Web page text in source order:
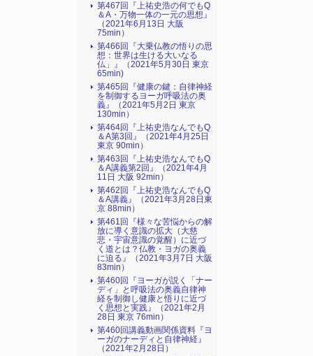
第467回『上祐史浩の何でもQ
＆A・万物一体の一元の思想』
（2021年6月13日 大阪
75min）
第466回『大乗仏教の悟りの思
想：世界は生ける大いなる
仏」』（2021年5月30日 東京
65min)
第465回『健康の鍵：自律神経
を制御するヨーガ呼吸法の奥
義』（2021年5月2日 東京
130min）
第464回『上祐史浩なんでもQ
＆A第3回』（2021年4月25日
東京 90min）
第463回『上祐史浩なんでもQ
＆A講義第2回』（2021年4月
11日 大阪 92min）
第462回『上祐史浩なんでもQ
＆A講義』（2021年3月28日東
京 88min）
第461回『様々な苦悩からの解
放に導く意識の拡大（大慈
悲・宇宙意識の覚醒）に近づ
く道とは？仏教・ヨガの奥義
に迫る』（2021年3月7日 大阪
83min）
第460回『ヨーガが説く「ナー
ディ」と呼吸法の奥義自律神
経を制御し健康と悟りに近づ
く思想と実践』（2021年2月
28日 東京 76min）
第460回講義動画関係資料『ヨ
ーガのナーディと自律神経』
（2021年2月28日）